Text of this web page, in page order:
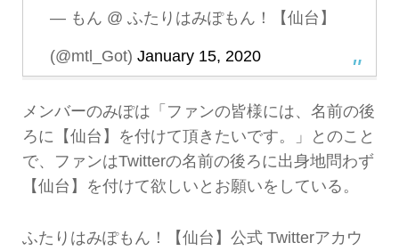
— もん @ ふたりはみぽもん！【仙台】
(@mtl_Got) January 15, 2020
メンバーのみぽは「ファンの皆様には、名前の後
ろに【仙台】を付けて頂きたいです。」とのこと
で、ファンはTwitterの名前の後ろに出身地問わず
【仙台】を付けて欲しいとお願いをしている。
ふたりはみぽもん！【仙台】公式 Twitterアカウ